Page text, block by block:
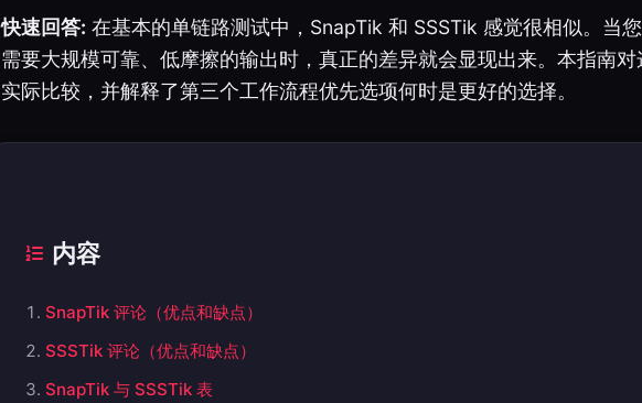
快速回答: 在基本的单链路测试中，SnapTik 和 SSSTik 感觉很相似。当
需要大规模可靠、低摩擦的输出时，真正的差异就会显现出来。本指南
实际比较，并解释了第三个工作流程优先选项何时是更好的选择。
内容
SnapTik 评论（优点和缺点）
SSSTik 评论（优点和缺点）
SnapTik 与 SSSTik 表